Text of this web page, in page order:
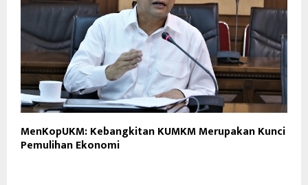
MenKopUKM: Kebangkitan KUMKM Merupakan Kunci
Pemulihan Ekonomi